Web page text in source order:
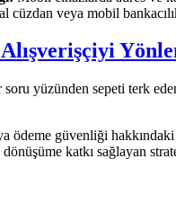
cüzdan veya mobil
soru yüzünden sepeti terk
ödeme güvenliği
katkı sağlayan